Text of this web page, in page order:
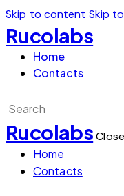
Skip to content Skip
Rucolabs
Home
Contacts
Rucolabs Close
Home
Contacts